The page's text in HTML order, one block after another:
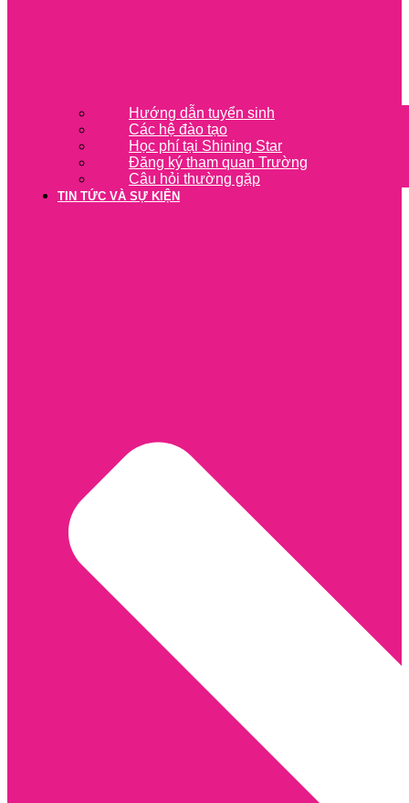
Hướng dẫn tuyển sinh
Các hệ đào tạo
Học phí tại Shining Star
Đăng ký tham quan Trường
Câu hỏi thường gặp
TIN TỨC VÀ SỰ KIỆN